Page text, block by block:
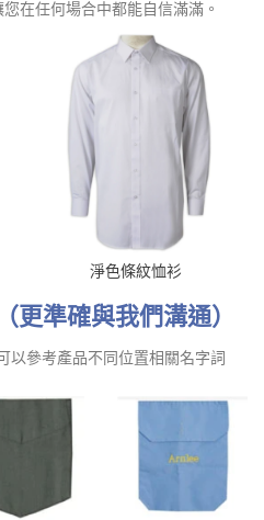
在任何場合中都能自信滿滿。
淨色條紋恤衫
更準確與我們溝通）
以參考產品不同位置相關名字詞